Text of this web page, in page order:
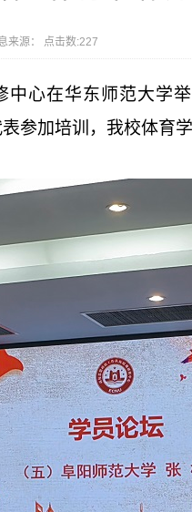
来源： 点击数:227
中心在华东师范大学
参加培训，我校体育